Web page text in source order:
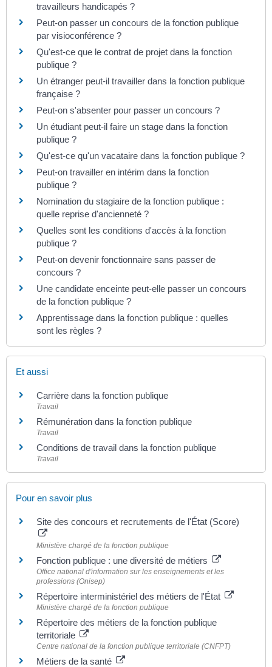
travailleurs handicapés ?
Peut-on passer un concours de la fonction publique
par visioconférence ?
Qu'est-ce que le contrat de projet dans la fonction
publique ?
Un étranger peut-il travailler dans la fonction publique
française ?
Peut-on s'absenter pour passer un concours ?
Un étudiant peut-il faire un stage dans la fonction
publique ?
Qu'est-ce qu'un vacataire dans la fonction publique ?
Peut-on travailler en intérim dans la fonction
publique ?
Nomination du stagiaire de la fonction publique :
quelle reprise d'ancienneté ?
Quelles sont les conditions d'accès à la fonction
publique ?
Peut-on devenir fonctionnaire sans passer de
concours ?
Une candidate enceinte peut-elle passer un concours
de la fonction publique ?
Apprentissage dans la fonction publique : quelles
sont les règles ?
Et aussi
Carrière dans la fonction publique
Travail
Rémunération dans la fonction publique
Travail
Conditions de travail dans la fonction publique
Travail
Pour en savoir plus
Site des concours et recrutements de l'État (Score)
Ministère chargé de la fonction publique
Fonction publique : une diversité de métiers
Office national d'information sur les enseignements et les
professions (Onisep)
Répertoire interministériel des métiers de l'État
Ministère chargé de la fonction publique
Répertoire des métiers de la fonction publique
territoriale
Centre national de la fonction publique territoriale (CNFPT)
Métiers de la santé